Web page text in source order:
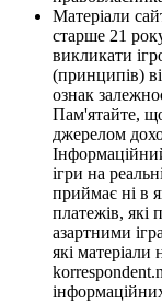
Матеріали
старше 21
викликати
(принципів)
ознак
Пам'ятайте,
джерелом
ігри на
приймає ні в
платежів, які
азартними
які матеріали